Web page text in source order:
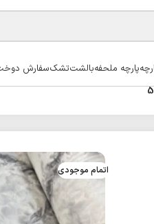
پارچه ملحفهبالشتتشکسفارش
اتمام موجودی